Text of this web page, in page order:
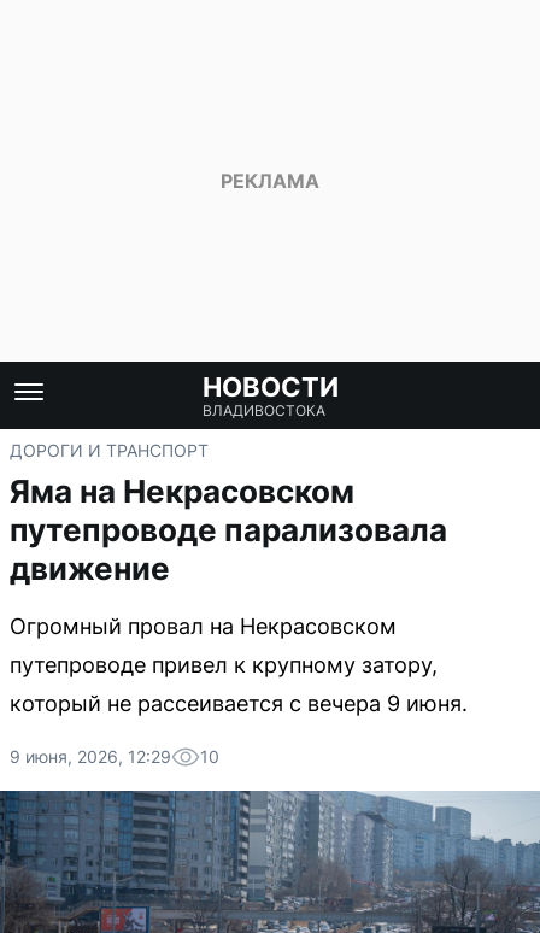
НОВОСТИ
ВЛАДИВОСТОКА
ДОРОГИ И ТРАНСПОРТ
Яма на Некрасовском
путепроводе парализовала
движение
Огромный провал на Некрасовском
путепроводе привел к крупному затору,
который не рассеивается с вечера 9 июня.
9 июня, 2026, 12:29 10